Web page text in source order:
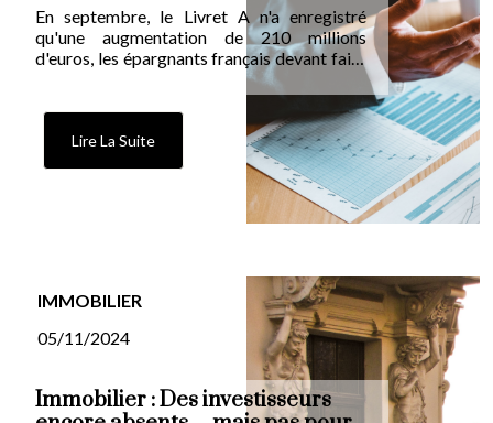
En septembre, le Livret A n'a enregistré
qu'une augmentation de 210 millions
d'euros, les épargnants français devant faire
face aux dépenses de la rentrée et au
règlement des impôts en octobre.
Lire La Suite
IMMOBILIER
05/11/2024
Immobilier : Des investisseurs